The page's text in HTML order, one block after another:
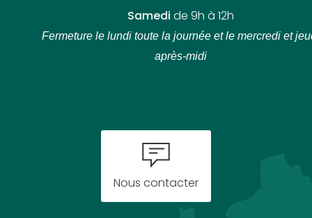
Samedi de 9h à 12h
Fermeture le lundi toute la journée et le mercredi et
après-midi
Nous contacter